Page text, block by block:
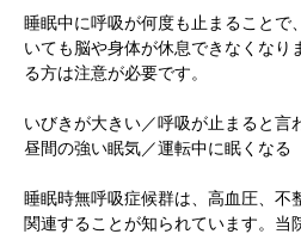
睡眠中に呼吸が何度も止まることで
いても脳や身体が休息できなくなり
る方は注意が必要です。
いびきが大きい／呼吸が止まると言
昼間の強い眠気／運転中に眠くなる
睡眠時無呼吸症候群は、高血圧、不
関連することが知られています。当